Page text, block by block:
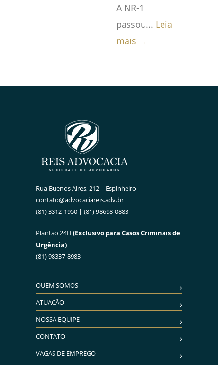
A NR-1
passou... Leia
mais →
Rua Buenos Aires, 212 – Espinheiro
contato@advocaciareis.adv.br
(81) 3312-1950 | (81) 98698-0883
Plantão 24H (Exclusivo para Casos Criminais de
Urgência)
(81) 98337-8983
QUEM SOMOS
ATUAÇÃO
NOSSA EQUIPE
CONTATO
VAGAS DE EMPREGO